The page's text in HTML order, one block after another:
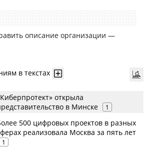
описание организации —
в текстах
открыла
в Минске
1
500 цифровых проектов в разных
реализовала Москва за пять лет
1